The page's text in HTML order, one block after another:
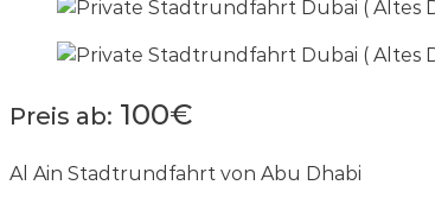
Preis ab: 100€
Al Ain Stadtrundfahrt von Abu Dhabi